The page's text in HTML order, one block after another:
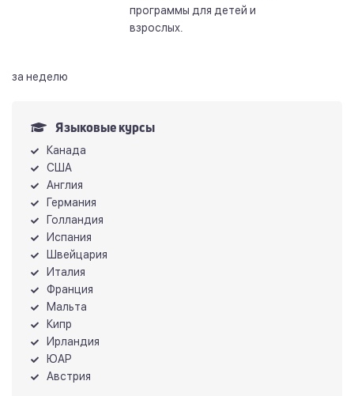
Языковые курсы
Канада
США
Англия
Германия
Голландия
Испания
Швейцария
Италия
Франция
Мальта
Кипр
Ирландия
ЮАР
Австрия
программы для детей и
взрослых.
за неделю